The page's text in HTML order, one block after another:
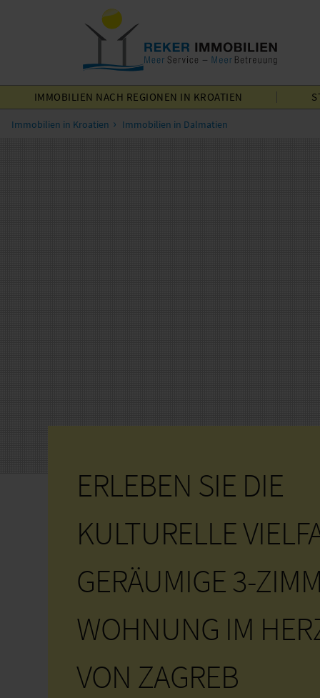
IMMOBILIEN NACH REGIONEN IN KROATIEN
Immobilien in Kroatien Immobilien in Dalmatien
ERLEBEN SIE DIE
KULTURELLE
GERÄUMIGE 3-
WOHNUNG IM
VON ZAGREB